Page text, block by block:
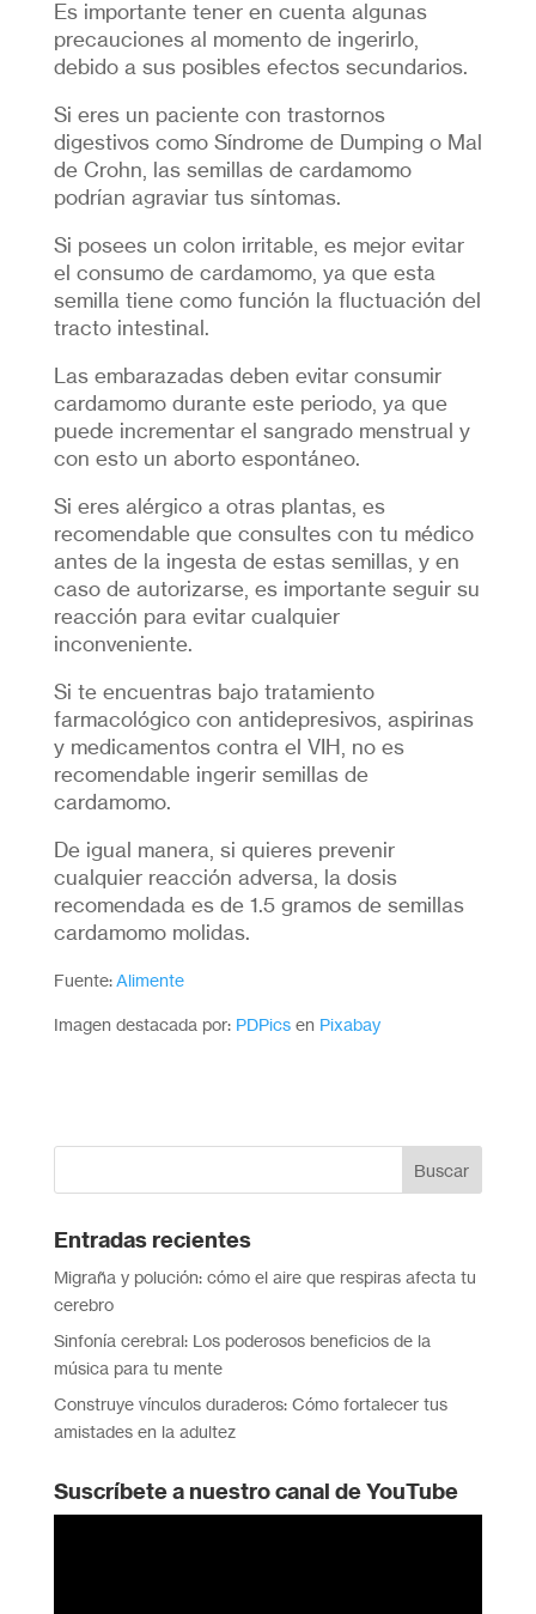
Es importante tener en cuenta algunas
precauciones al momento de ingerirlo,
debido a sus posibles efectos secundarios.
Si eres un paciente con trastornos
digestivos como Síndrome de Dumping o Mal
de Crohn, las semillas de cardamomo
podrían agraviar tus síntomas.
Si posees un colon irritable, es mejor evitar
el consumo de cardamomo, ya que esta
semilla tiene como función la fluctuación del
tracto intestinal.
Las embarazadas deben evitar consumir
cardamomo durante este periodo, ya que
puede incrementar el sangrado menstrual y
con esto un aborto espontáneo.
Si eres alérgico a otras plantas, es
recomendable que consultes con tu médico
antes de la ingesta de estas semillas, y en
caso de autorizarse, es importante seguir su
reacción para evitar cualquier
inconveniente.
Si te encuentras bajo tratamiento
farmacológico con antidepresivos, aspirinas
y medicamentos contra el VIH, no es
recomendable ingerir semillas de
cardamomo.
De igual manera, si quieres prevenir
cualquier reacción adversa, la dosis
recomendada es de 1.5 gramos de semillas
cardamomo molidas.
Fuente:Alimente
Imagen destacada por: PDPicsen Pixabay
Entradas recientes
Migraña y polución: cómo el aire que respiras afecta tu
cerebro
Sinfonía cerebral: Los poderosos beneficios de la
música para tu mente
Construye vínculos duraderos: Cómo fortalecer tus
amistades en la adultez
Suscríbete a nuestro canal de YouTube